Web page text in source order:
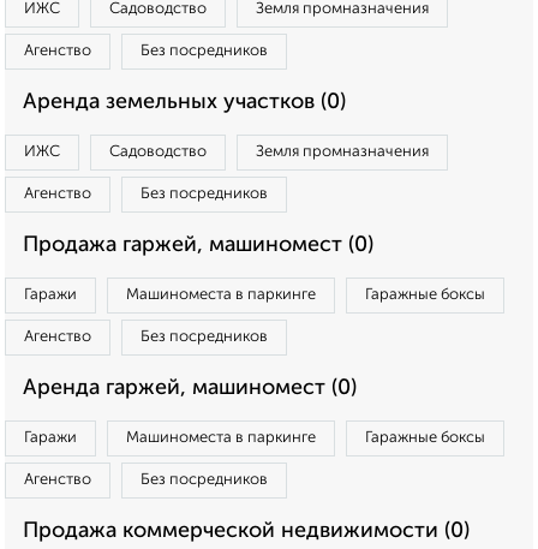
ИЖС Садоводство Земля промназначения
Агенство Без посредников
Аренда земельных участков (0)
ИЖС Садоводство Земля промназначения
Агенство Без посредников
Продажа гаржей, машиномест (0)
Гаражи Машиноместа в паркинге Гаражные боксы
Агенство Без посредников
Аренда гаржей, машиномест (0)
Гаражи Машиноместа в паркинге Гаражные боксы
Агенство Без посредников
Продажа коммерческой недвижимости (0)